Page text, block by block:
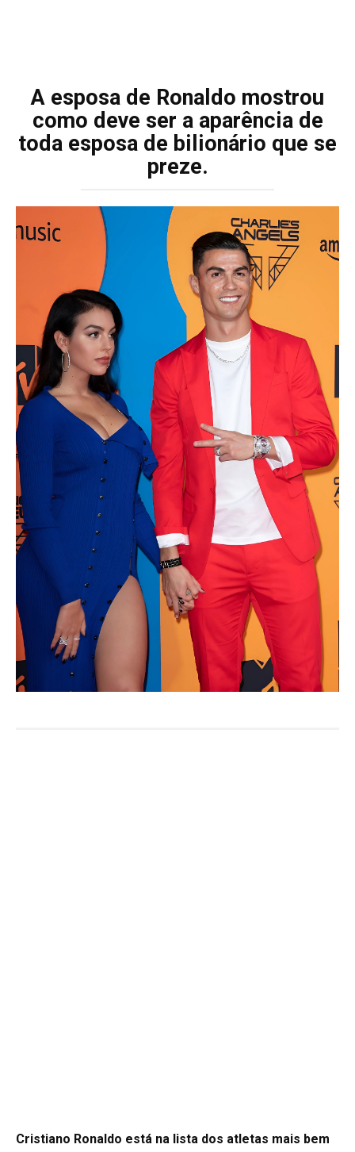
A esposa de Ronaldo mostrou
como deve ser a aparência de
toda esposa de bilionário que se
preze.
Cristiano Ronaldo está na lista dos atletas mais bem